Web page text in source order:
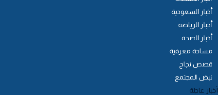
أخبار السعودية
أخبار الرياضة
أخبار الصحة
مساحة معرفية
قصص نجاح
نبض المجتمع
عاجلة